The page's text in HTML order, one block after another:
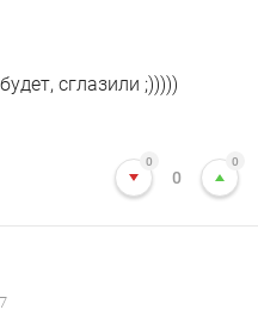
сглазили ;)))))
0
0
0